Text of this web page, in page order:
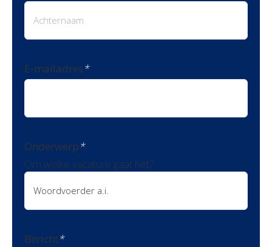
Voornaam
E-mailadres*
Onderwerp*
Om welke vacature gaat het?
Bericht*